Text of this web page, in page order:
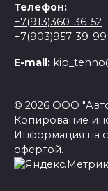
Телефон:
+7(913)360-36-52
+7(903)957-39-99
E-mail:
© 2026 ООО
Копирование
Информация на
офертой.